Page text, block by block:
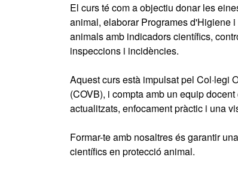
El curs té com a objectiu donar les
animal, elaborar Programes d'Higiene
animals amb indicadors científics,
inspeccions i incidències.
Aquest curs està impulsat pel Col·legi
(COVB), i compta amb un equip
actualitzats, enfocament pràctic i una
Formar-te amb nosaltres és garantir
científics en protecció animal.